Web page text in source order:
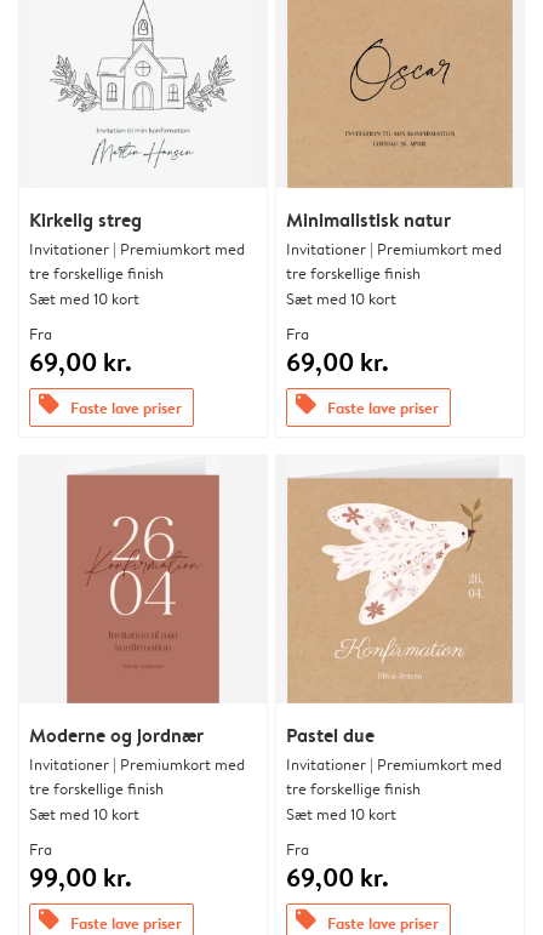
Kirkelig streg
Invitationer | Premiumkort med
tre forskellige finish
Sæt med 10 kort
Fra
69,00 kr.
offers Faste lave priser
Minimalistisk natur
Invitationer | Premiumkort med
tre forskellige finish
Sæt med 10 kort
Fra
69,00 kr.
offers Faste lave priser
Moderne og jordnær
Invitationer | Premiumkort med
tre forskellige finish
Sæt med 10 kort
Fra
99,00 kr.
offers Faste lave priser
Pastel due
Invitationer | Premiumkort med
tre forskellige finish
Sæt med 10 kort
Fra
69,00 kr.
offers Faste lave priser